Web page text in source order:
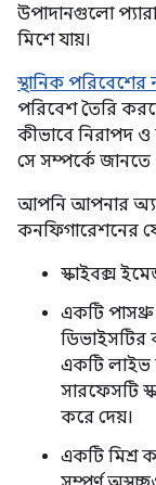
উপাদানগুলো
মিশে যায়।
স্থানিক পরিবেশের
পরিবেশ তৈরি
কীভাবে নিরাপদ
সে সম্পর্কে জানতে
আপনি আপনার
কনফিগারেশনের
স্কাইবক্স
একটি পাসথ্রু
ডিভাইসটির
একটি লাইভ
সারফেসটি
করে দেয়।
একটি মিশ্র